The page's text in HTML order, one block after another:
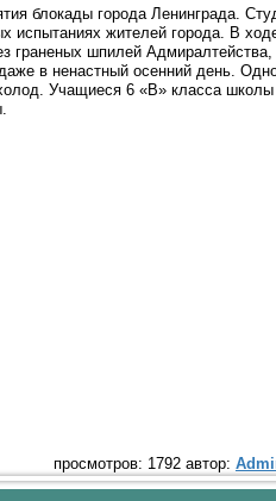
блокады города Ленинграда.
испытаниях жителей города. В
шпилей Адмиралтейства,
в ненастный осенний день.
Учащиеся 6 «В» класса
просмотров: 1792 автор: